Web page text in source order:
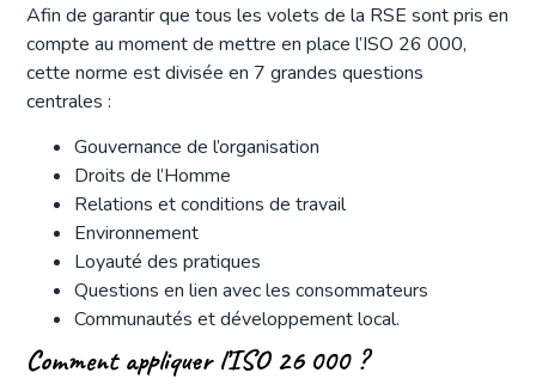
Afin de garantir que tous les volets de la RSE sont pris en
compte au moment de mettre en place l’ISO 26 000,
cette norme est divisée en 7 grandes questions
centrales :
Gouvernance de l’organisation
Droits de l’Homme
Relations et conditions de travail
Environnement
Loyauté des pratiques
Questions en lien avec les consommateurs
Communautés et développement local.
Comment appliquer l’ISO 26 000 ?